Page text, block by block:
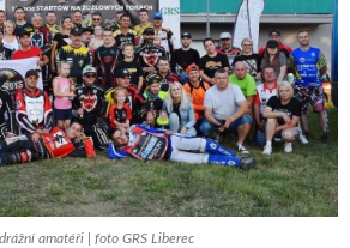
amatéři | foto GRS Liberec